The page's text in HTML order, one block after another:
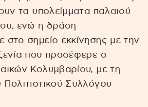
τα υπολείμματα παλαιού
ενώ η δράση
στο σημείο εκκίνησης με την
που προσέφερε ο
Κολυμβαρίου, με τη
Συλλόγου